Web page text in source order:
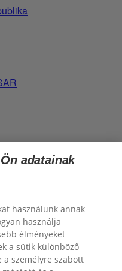
adatainak
használunk annak
használja
élményeket
a sütik különböző
a személyre szabott